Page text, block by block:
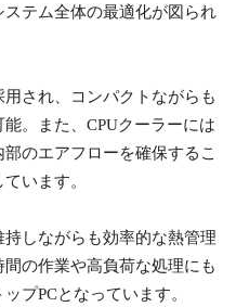
テム全体の最適化が図られ
され、コンパクトながらも
。また、CPUクーラーには
のエアフローを確保するこ
います。
しながらも効率的な熱管理
の作業や高負荷な処理にも
プPCとなっています。